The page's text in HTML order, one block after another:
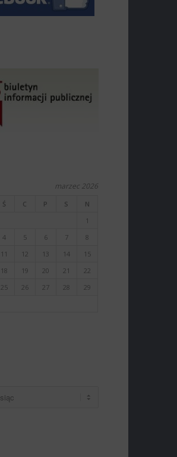
marzec 2026
Ś C P S
N
1
4 5 6 7
8
11 12 13 14
15
18 19 20 21
22
25 26 27 28
29